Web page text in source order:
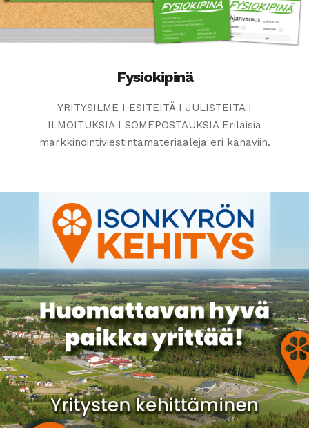
Fysiokipinä
YRITYSILME I ESITEITÄ I JULISTEITA I
ILMOITUKSIA I SOMEPOSTAUKSIA Erilaisia
markkinointiviestintämateriaaleja eri kanaviin.